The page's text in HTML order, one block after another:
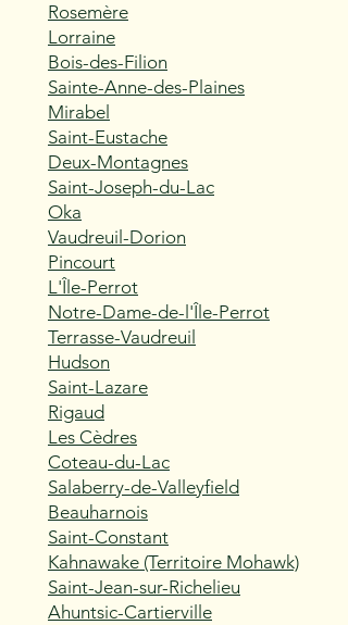
Rosemère
Lorraine
Bois-des-Filion
Sainte-Anne-des-Plaines
Mirabel
Saint-Eustache
Deux-Montagnes
Saint-Joseph-du-Lac
Oka
Vaudreuil-Dorion
Pincourt
L'Île-Perrot
Notre-Dame-de-l'Île-Perrot
Terrasse-Vaudreuil
Hudson
Saint-Lazare
Rigaud
Les Cèdres
Coteau-du-Lac
Salaberry-de-Valleyfield
Beauharnois
Saint-Constant
Kahnawake (Territoire Mohawk)
Saint-Jean-sur-Richelieu
Ahuntsic-Cartierville